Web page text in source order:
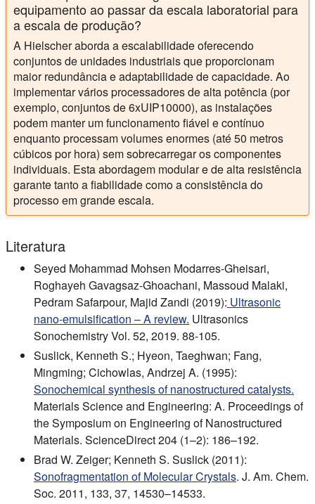
equipamento ao passar da escala laboratorial para
a escala de produção?
A Hielscher aborda a escalabilidade oferecendo
conjuntos de unidades industriais que proporcionam
maior redundância e adaptabilidade de capacidade. Ao
implementar vários processadores de alta potência (por
exemplo, conjuntos de 6xUIP10000), as instalações
podem manter um funcionamento fiável e contínuo
enquanto processam volumes enormes (até 50 metros
cúbicos por hora) sem sobrecarregar os componentes
individuais. Esta abordagem modular e de alta resistência
garante tanto a fiabilidade como a consistência do
processo em grande escala.
Literatura
Seyed Mohammad Mohsen Modarres-Gheisari,
Roghayeh Gavagsaz-Ghoachani, Massoud Malaki,
Pedram Safarpour, Majid Zandi (2019): Ultrasonic
nano-emulsification – A review. Ultrasonics
Sonochemistry Vol. 52, 2019. 88-105.
Suslick, Kenneth S.; Hyeon, Taeghwan; Fang,
Mingming; Cichowlas, Andrzej A. (1995):
Sonochemical synthesis of nanostructured catalysts.
Materials Science and Engineering: A. Proceedings of
the Symposium on Engineering of Nanostructured
Materials. ScienceDirect 204 (1–2): 186–192.
Brad W. Zeiger; Kenneth S. Suslick (2011):
Sonofragmentation of Molecular Crystals. J. Am. Chem.
Soc. 2011, 133, 37, 14530–14533.